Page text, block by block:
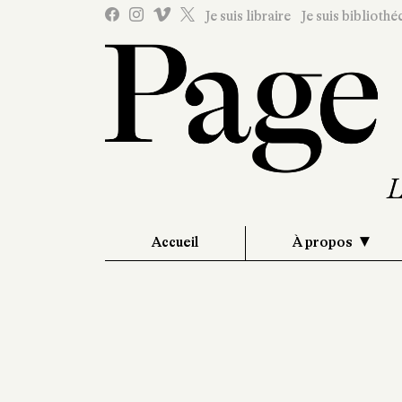
Je suis libraire Je suis
Accueil À propos